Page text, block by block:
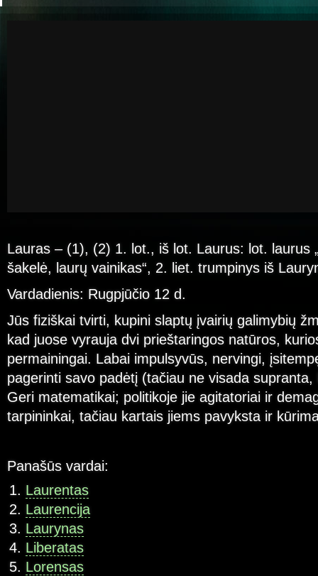
Lauras – (1), (2) 1. lot., iš lot. Laurus: lot. laurus
šakelė, laurų vainikas“, 2. liet. trumpinys iš
Vardadienis: Rugpjūčio 12 d.
Jūs fiziškai tvirti, kupini slaptų įvairių galimybių
kad juose vyrauja dvi prieštaringos natūros,
permainingai. Labai impulsyvūs, nervingi,
pagerinti savo padėtį (tačiau ne visada
Geri matematikai; politikoje jie agitatoriai ir
tarpininkai, tačiau kartais jiems pavyksta ir
Panašūs vardai:
Laurentas
Laurencija
Laurynas
Liberatas
Lorensas